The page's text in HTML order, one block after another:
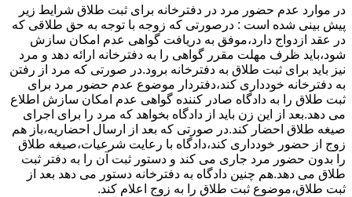
در موارد عدم حضور مرد در دفترخانه برای ثبت طلاق شرایط زیر
پیش بینی شده است : درصورتی که زوجه با توجه به حق طلاقی که
در عقد ازدواج دارد،موفق به دریافت گواهی عدم امکان سازش
شود،باید ظرف مهلت مقرر گواهی را به دفترخانه ارائه دهد و مرد
نیز باید برای ثبت طلاق به دفترخانه برود.در صورتی که مرد از رفتن
به دفترخانه خودداری کند،دفتردار موضوع عدم حضور مرد برای
ثبت طلاق را به دادگاه صادر کننده گواهی عدم امکان سازش اطلاع
می دهد.بعد از این زن باید از دادگاه بخواهد که مرد را برای اجرای
صیغه طلاق احضار کند.در صورتی که بعد از ارسال احضاریه،باز هم
زوج از حضور خودداری کند،دادگاه با رعایت شرعیات،صیغه طلاق
را بدون حضور مرد جاری می کند و دستور ثبت آن را به دفتر ثبت
طلاق می دهد.هم چنین دادگاه به دفترخانه دستور می دهد بعد از
ثبت طلاق،موضوع ثبت طلاق را به زوج اعلام کند.